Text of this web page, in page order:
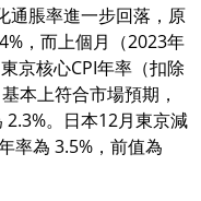
通脹率進一步回落，原
，而上個月（2023年
京核心CPI年率（扣除
本上符合市場預期，
。日本12月東京減
率為 3.5%，前值為